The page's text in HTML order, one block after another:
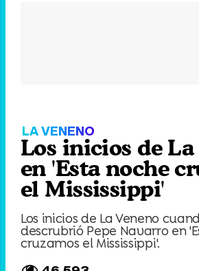
Video
Player
is
loading.
Pause
Seek
back
20
seconds
Seek
forward
30
seconds
Unmute Current
0:00 /